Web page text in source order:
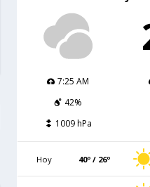
7:25 AM
42%
1009 hPa
Hoy 40º / 26º